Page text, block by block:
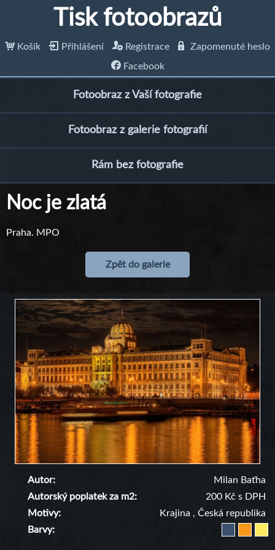
Tisk fotoobrazů
Košík Přihlášení Registrace
Zapomenuté heslo
Facebook
Fotoobraz z Vaší fotografie
Fotoobraz z galerie fotografií
Rám bez fotografie
Noc je zlatá
Praha. MPO
Zpět do galerie
Autor
Milan Baťha
Autorský poplatek za m2
200 Kč s DPH
Motivy
Krajina , Česká republika
Barvy